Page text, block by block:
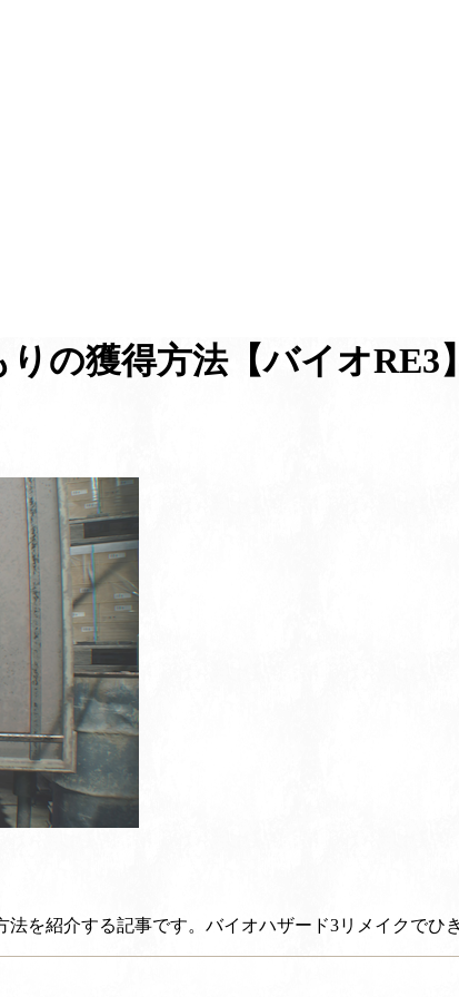
りの獲得方法【バイオRE3
を紹介する記事です。バイオハザード3リメイクで